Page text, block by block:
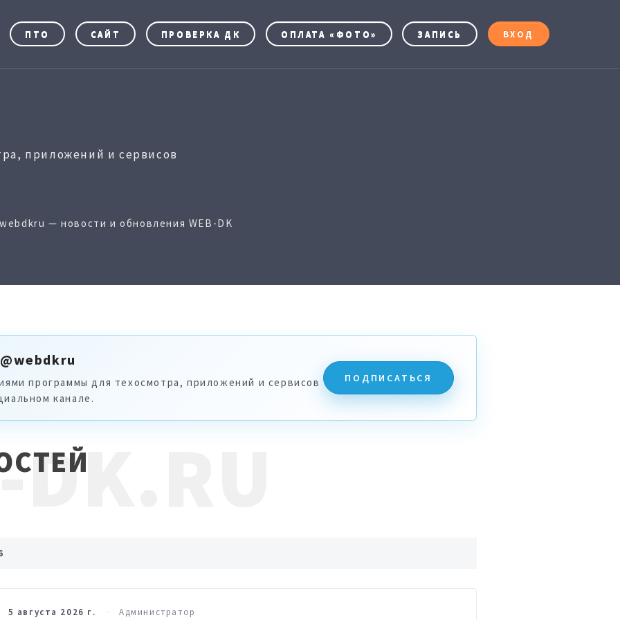
ПТО САЙТ ПРОВЕРКА ДК ОПЛАТА «ФОТО» ЗАПИСЬ ВХОД
приложений и сервисов
— новости и обновления WEB-DK
программы для техосмотра, приложений и сервисов
канале.
ПОДПИСАТЬСЯ
5 августа 2026 г. Администратор